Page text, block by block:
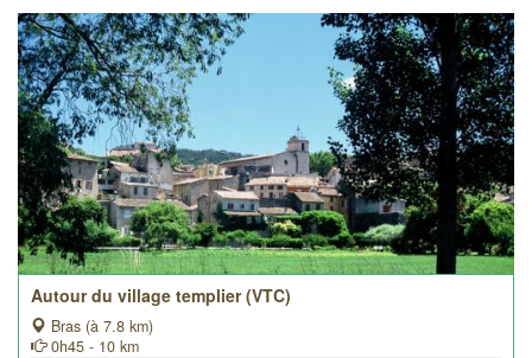
Autour du village templier (VTC)
Bras (à 7.8 km)
0h45 - 10 km